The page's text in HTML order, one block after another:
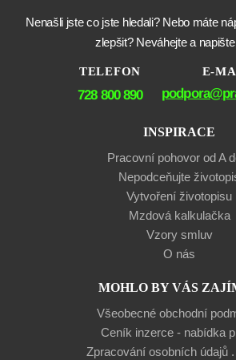
Nenašli jste co jste hledali? Nebo máte
zlepšit? Neváhejte a
TELEFON
728 800 890
E-
INSPIRACE
Pracovní pohovor od A
Nepodceňujte
Vytvoření životopisu
Mzdová kalkulačka
Vzory smluv
O nás
MOHLO BY VÁS
Všeobecné obchodní
Ceník inzerce - nabídka
Zpracování osobních údajů